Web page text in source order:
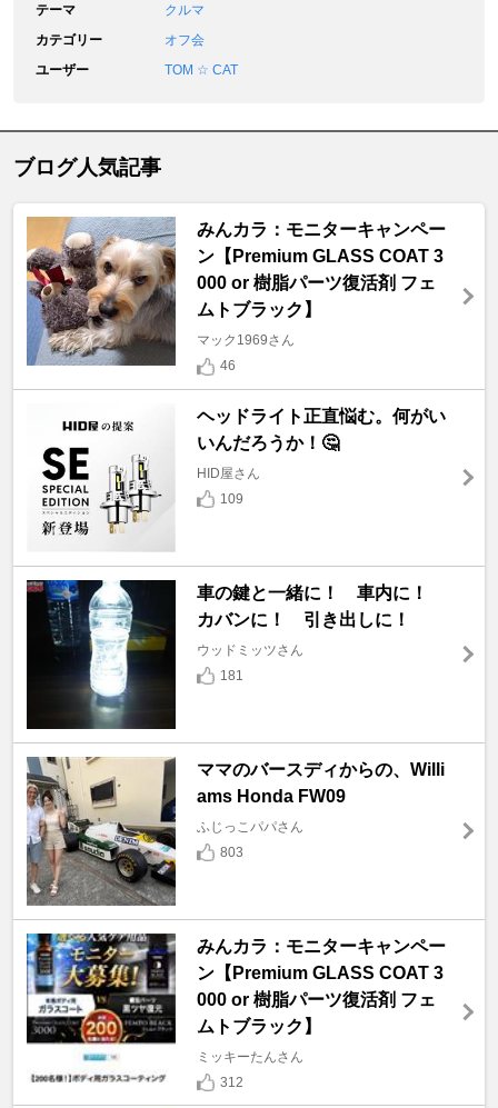
テーマ
クルマ
カテゴリー
オフ会
ユーザー
TOM ☆ CAT
ブログ人気記事
みんカラ：モニターキャンペー
ン【Premium GLASS COAT 3
000 or 樹脂パーツ復活剤 フェ
ムトブラック】
マック1969さん
46
ヘッドライト正直悩む。何がい
いんだろうか！🤔
HID屋さん
109
車の鍵と一緒に！ 車内に！
カバンに！ 引き出しに！
ウッドミッツさん
181
ママのバースディからの、Willi
ams Honda FW09
ふじっこパパさん
803
みんカラ：モニターキャンペー
ン【Premium GLASS COAT 3
000 or 樹脂パーツ復活剤 フェ
ムトブラック】
ミッキーたんさん
312